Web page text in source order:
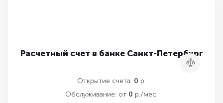
Расчетный счет в банке Санкт-Петербург
Сравнить
Открытие счета: 0 р.
Обслуживание: от 0 р./мес.